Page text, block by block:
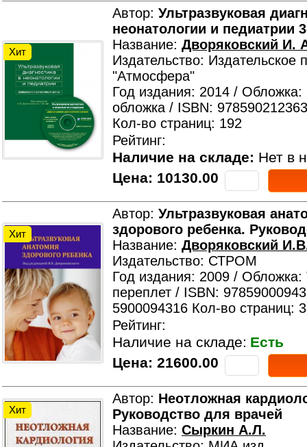
Хит
Автор: Ультразвуковая
неонатологии и педиатрии
Название: Дворяковский И.
Издательство: Издательское
"Атмосфера"
Год издания: 2014 / Обложка:
обложка / ISBN:
Кол-во страниц: 192
Рейтинг:
Наличие на складе: Нет в
Цена: 10130.00
Хит
Автор: Ультразвуковая
здорового ребенка.
Название: Дворяковский
Издательство: СТРОМ
Год издания: 2009 /
переплет / ISBN:
5900094316 Кол-во страниц:
Рейтинг:
Наличие на складе: Есть
Цена: 21600.00
Хит
Автор: Неотложная
Руководство для врачей
Название: Сыркин А.Л.